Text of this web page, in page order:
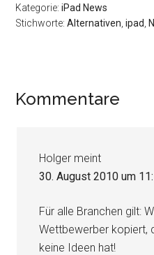
Kategorie:iPad News
Stichworte:Alternativen ,ipad
Leser-
Kommentare
Holger meint
30. August 2010 um
Für alle Branchen gilt:
Wettbewerber kopiert,
keine Ideen hat!